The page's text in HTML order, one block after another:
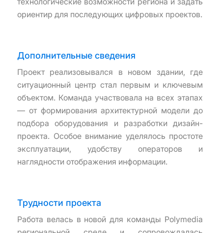
ориентир для последующих цифровых проектов.
Дополнительные сведения
Проект реализовывался в новом здании, где
ситуационный центр стал первым и ключевым
объектом. Команда участвовала на всех этапах
— от формирования архитектурной модели до
подбора оборудования и разработки дизайн-
проекта. Особое внимание уделялось простоте
эксплуатации, удобству операторов и
наглядности отображения информации.
Трудности проекта
Работа велась в новой для команды Polymedia